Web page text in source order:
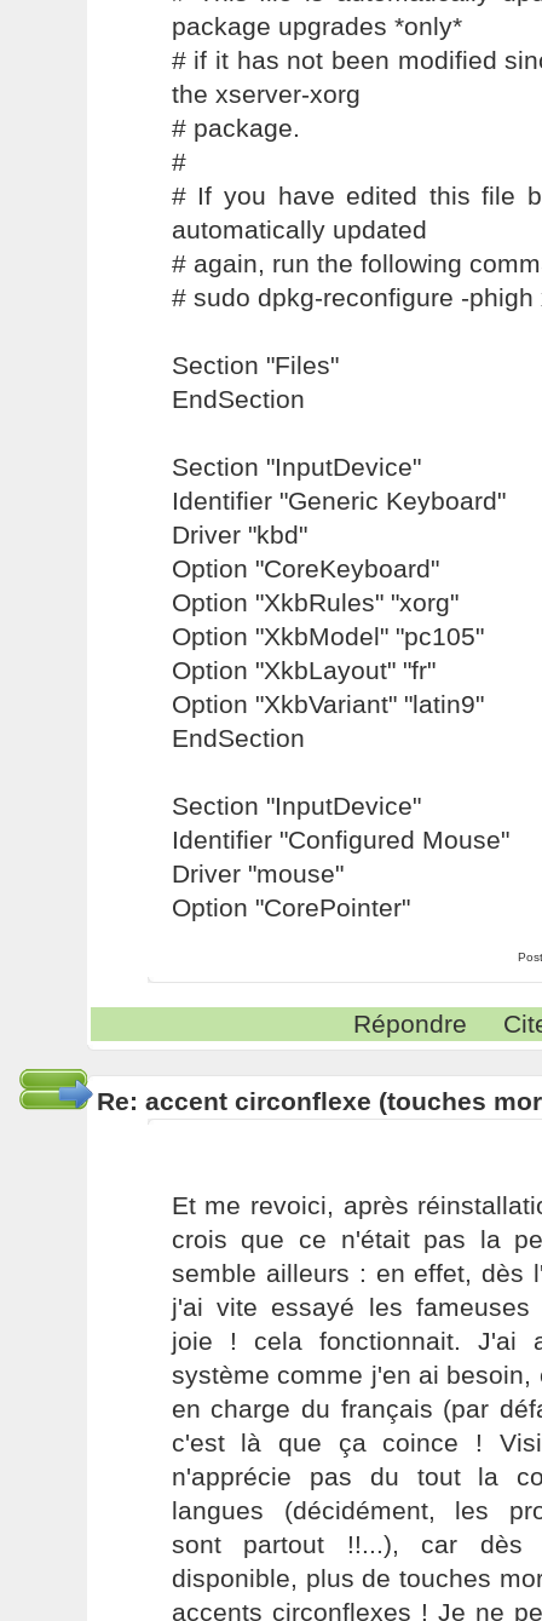
package upgrades *only*
# if it has not been modified
the xserver-xorg
# package.
#
# If you have edited this file
automatically updated
# again, run the following
# sudo dpkg-reconfigure -phigh
Section "Files"
EndSection
Section "InputDevice"
Identifier "Generic Keyboard"
Driver "kbd"
Option "CoreKeyboard"
Option "XkbRules" "xorg"
Option "XkbModel" "pc105"
Option "XkbLayout" "fr"
Option "XkbVariant" "latin9"
EndSection
Section "InputDevice"
Identifier "Configured Mouse"
Driver "mouse"
Option "CorePointer"
Répondre
Re: accent circonflexe (touches
Et me revoici, après
crois que ce n'était pas la
semble ailleurs : en effet, dès
j'ai vite essayé les fameuses
joie ! cela fonctionnait. J'ai
système comme j'en ai
en charge du français (par
c'est là que ça coince !
n'apprécie pas du tout la
langues (décidément, les
sont partout !!...), car
disponible, plus de touches
accents circonflexes ! Je ne